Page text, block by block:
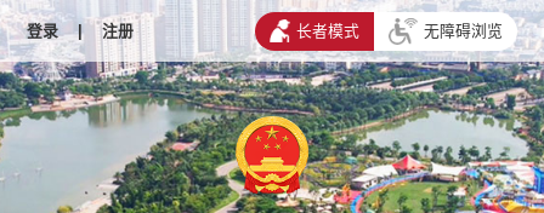
登录 | 注册 长者模式 无障碍浏览